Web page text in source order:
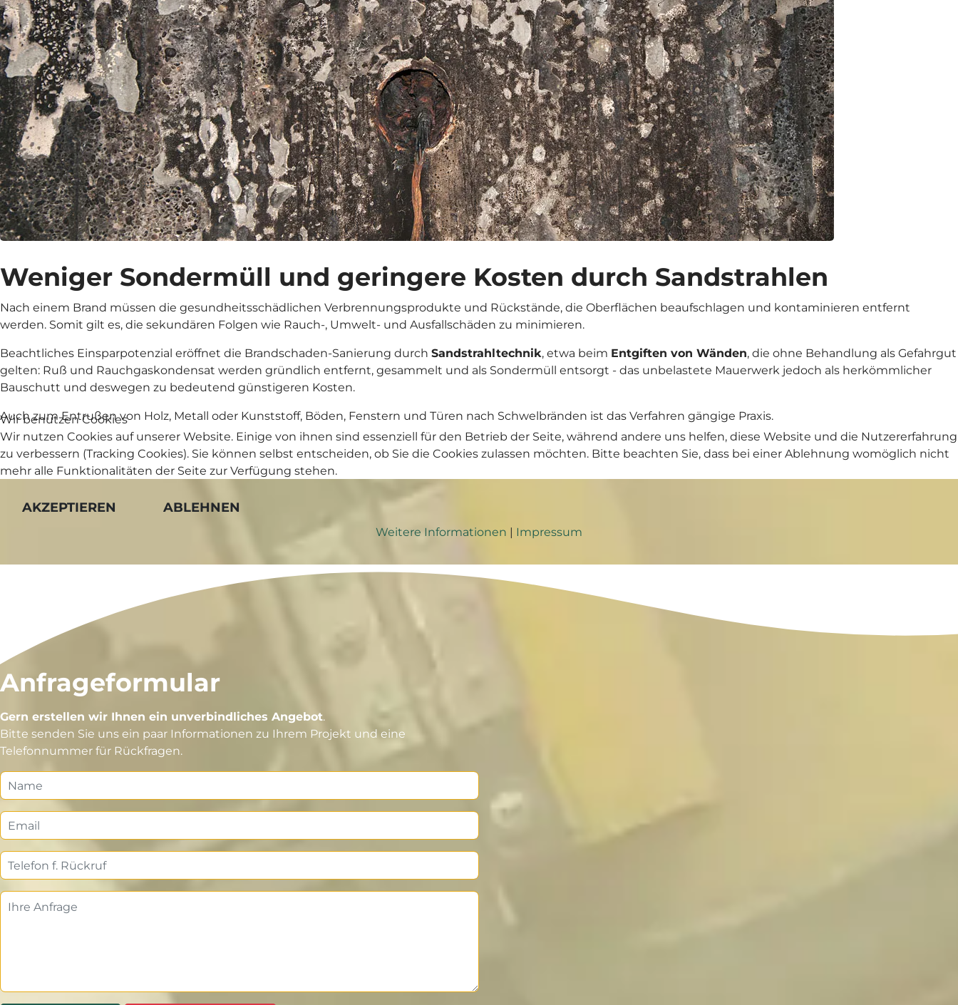
Weniger Sondermüll und geringere Kosten durch Sandstrahlen
Nach einem Brand müssen die gesundheitsschädlichen Verbrennungsprodukte und Rückstände, die Oberflächen beaufschlagen und kontaminieren entfernt
werden. Somit gilt es, die sekundären Folgen wie Rauch-, Umwelt- und Ausfallschäden zu minimieren.
Beachtliches Einsparpotenzial eröffnet die Brandschaden-Sanierung durch Sandstrahltechnik, etwa beim Entgiften von Wänden, die ohne Behandlung als Gefahrgut
gelten: Ruß und Rauchgaskondensat werden gründlich entfernt, gesammelt und als Sondermüll entsorgt - das unbelastete Mauerwerk jedoch als herkömmlicher
Bauschutt und deswegen zu bedeutend günstigeren Kosten.
Auch zum Entrußen von Holz, Metall oder Kunststoff, Böden, Fenstern und Türen nach Schwelbränden ist das Verfahren gängige Praxis.
Anfrageformular
Gern erstellen wir Ihnen ein unverbindliches Angebot.
Bitte senden Sie uns ein paar Informationen zu Ihrem Projekt und eine
Telefonnummer für Rückfragen.
Wir benutzen Cookies
Wir nutzen Cookies auf unserer Website. Einige von ihnen sind essenziell für den Betrieb der Seite, während andere uns helfen, diese Website und die Nutzererfahrung
zu verbessern (Tracking Cookies). Sie können selbst entscheiden, ob Sie die Cookies zulassen möchten. Bitte beachten Sie, dass bei einer Ablehnung womöglich nicht
mehr alle Funktionalitäten der Seite zur Verfügung stehen.
AKZEPTIEREN ABLEHNEN
Weitere Informationen | Impressum